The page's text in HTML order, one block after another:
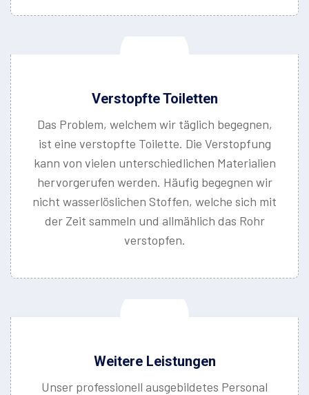
Verstopfte Toiletten
Das Problem, welchem wir täglich begegnen,
ist eine verstopfte Toilette. Die Verstopfung
kann von vielen unterschiedlichen Materialien
hervorgerufen werden. Häufig begegnen wir
nicht wasserlöslichen Stoffen, welche sich mit
der Zeit sammeln und allmählich das Rohr
verstopfen.
Weitere Leistungen
Unser professionell ausgebildetes Personal